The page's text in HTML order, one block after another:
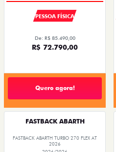
PESSOA FÍSICA
De: R$ 85.490,00
R$ 72.790,00
Quero agora!
FASTBACK ABARTH
FASTBACK ABARTH TURBO 270 FLEX AT
2026